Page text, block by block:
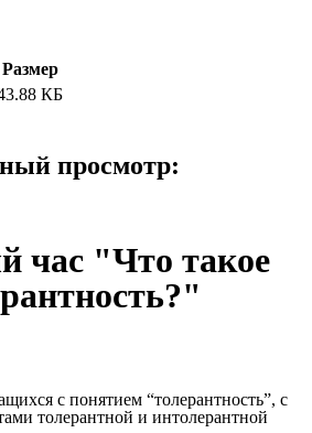
Размер
КБ
просмотр:
час "Что такое
с понятием “толерантность”, с
толерантной и интолерантной